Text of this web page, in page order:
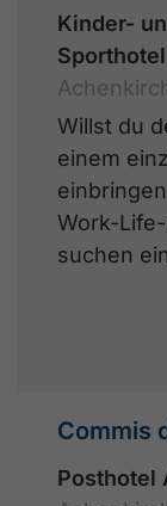
Kinder-
Willst du
einem
Work-
suchen
Commis
Posthotel